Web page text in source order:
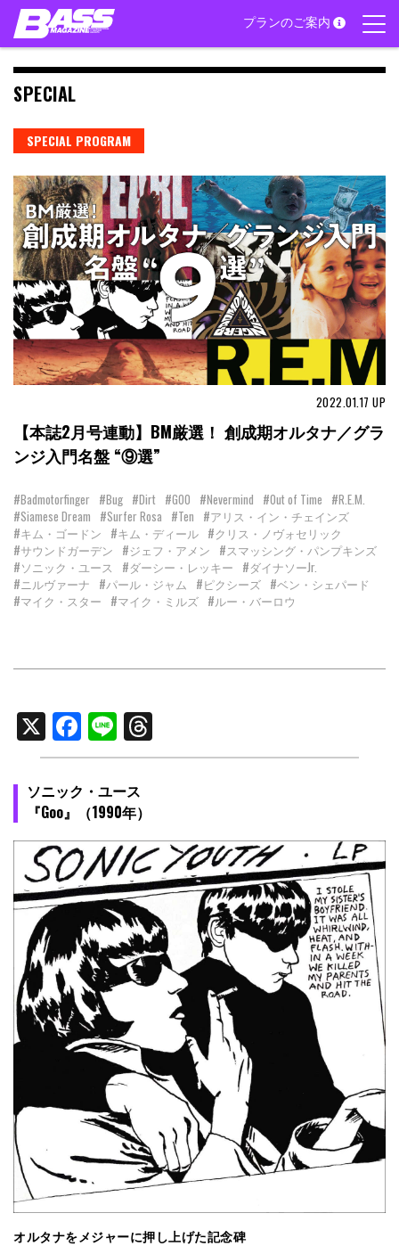
Skip
content
プランのご案内
SPECIAL
SPECIAL PROGRAM
2022.01.17 UP
【本誌2月号連動】BM厳選！ 創成期オルタナ／グラ
ンジ入門名盤 “⑨選”
#Badmotorfinger #Bug #Dirt #GOO #Nevermind #Out of Time #R.E.M.
#Siamese Dream #Surfer Rosa #Ten #アリス・イン・チェインズ
#キム・ゴードン #キム・ディール #クリス・ノヴォセリック
#サウンドガーデン #ジェフ・アメン #スマッシング・パンプキンズ
#ソニック・ユース
#ダーシー・レッキー #ダイナソーJr.
#ニルヴァーナ #パール・ジャム #ピクシーズ #ベン・シェパード
#マイク・スター #マイク・ミルズ #ルー・バーロウ
X Facebook
Line
ソニック・ユース
『Goo』（1990年）
オルタナをメジャーに押し上げた記念碑